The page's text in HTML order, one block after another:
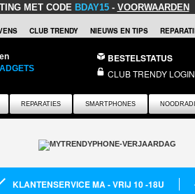
MET CODE BDAY15- VOORWAARDEN
CLUB TRENDY NIEUWS EN TIPS
BESTELSTATUS
CLUB TRENDY LOGIN
REPARATIES SMARTPHONES
KLANTENSERVICE MA - VRIJ 10 -18U